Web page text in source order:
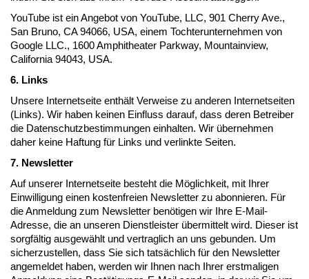
YouTube ist ein Angebot von YouTube, LLC, 901 Cherry Ave.,
San Bruno, CA 94066, USA, einem Tochterunternehmen von
Google LLC., 1600 Amphitheater Parkway, Mountainview,
California 94043, USA.
6. Links
Unsere Internetseite enthält Verweise zu anderen Internetseiten
(Links). Wir haben keinen Einfluss darauf, dass deren Betreiber
die Datenschutzbestimmungen einhalten. Wir übernehmen
daher keine Haftung für Links und verlinkte Seiten.
7. Newsletter
Auf unserer Internetseite besteht die Möglichkeit, mit Ihrer
Einwilligung einen kostenfreien Newsletter zu abonnieren. Für
die Anmeldung zum Newsletter benötigen wir Ihre E-Mail-
Adresse, die an unseren Dienstleister übermittelt wird. Dieser ist
sorgfältig ausgewählt und vertraglich an uns gebunden. Um
sicherzustellen, dass Sie sich tatsächlich für den Newsletter
angemeldet haben, werden wir Ihnen nach Ihrer erstmaligen